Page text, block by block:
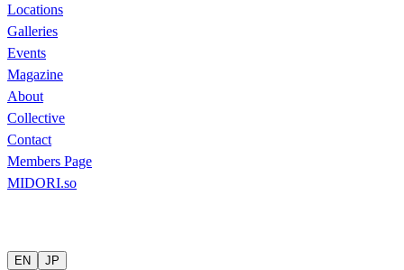
Locations
Galleries
Events
Magazine
About
Collective
Contact
Members Page
MIDORI.so
EN JP